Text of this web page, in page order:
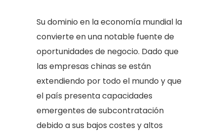
Su dominio en la economía mundial la
convierte en una notable fuente de
oportunidades de negocio. Dado que
las empresas chinas se están
extendiendo por todo el mundo y que
el país presenta capacidades
emergentes de subcontratación
debido a sus bajos costes y altos